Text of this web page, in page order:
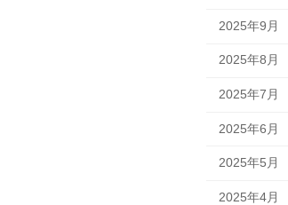
2025年9月
2025年8月
2025年7月
2025年6月
2025年5月
2025年4月